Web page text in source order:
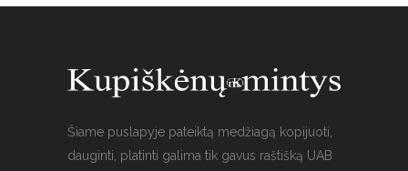
Šiame puslapyje pateiktą medžiagą kopijuoti,
dauginti, platinti galima tik gavus raštišką UAB